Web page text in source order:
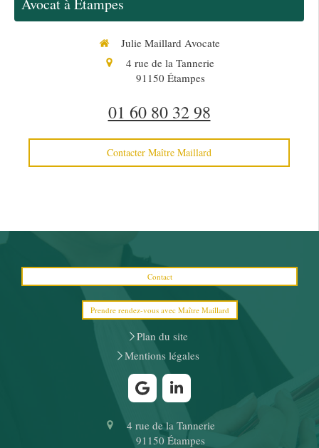
Avocat à Étampes
Julie Maillard Avocate
4 rue de la Tannerie
91150 Étampes
01 60 80 32 98
Contacter Maître Maillard
Contact
Prendre rendez-vous avec Maître Maillard
Plan du site
Mentions légales
4 rue de la Tannerie
91150 Étampes